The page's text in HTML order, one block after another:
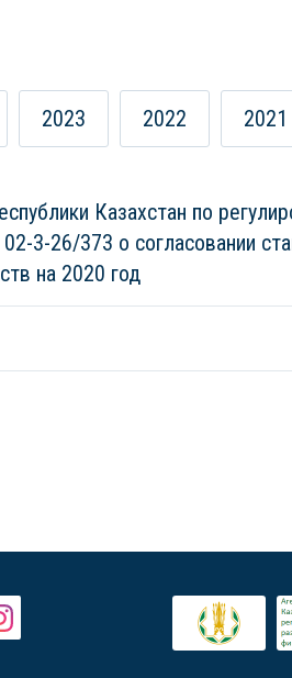
2023 2022 2021
Казахстан по
3-26/373 о согласовании
на 2020 год